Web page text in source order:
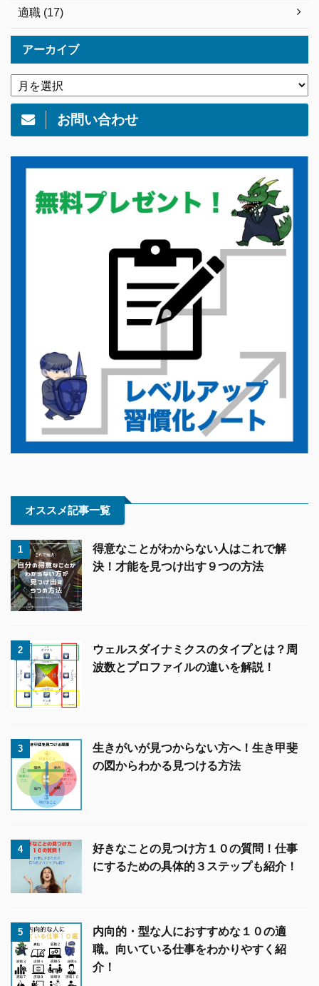
適職 (17)
アーカイブ
お問い合わせ
オススメ記事一覧
1
得意なことがわからない人はこれで解
決！才能を見つけ出す９つの方法
2
ウェルスダイナミクスのタイプとは？周
波数とプロファイルの違いを解説！
3
生きがいが見つからない方へ！生き甲斐
の図からわかる見つける方法
4
好きなことの見つけ方１０の質問！仕事
にするための具体的３ステップも紹介！
5
内向的・型な人におすすめな１０の適
職。向いている仕事をわかりやすく紹
介！